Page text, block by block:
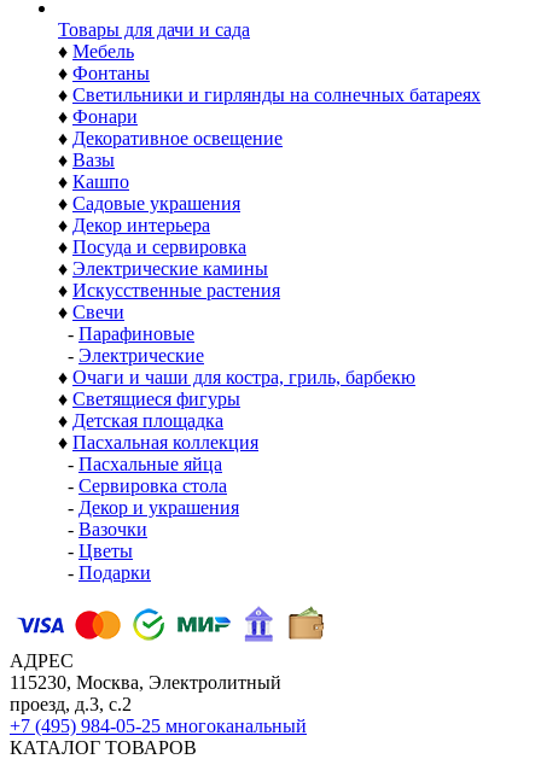
Товары для дачи и сада
♦ Мебель
♦ Фонтаны
♦ Светильники и гирлянды на солнечных батареях
♦ Фонари
♦ Декоративное освещение
♦ Вазы
♦ Кашпо
♦ Садовые украшения
♦ Декор интерьера
♦ Посуда и сервировка
♦ Электрические камины
♦ Искусственные растения
♦ Свечи
- Парафиновые
- Электрические
♦ Очаги и чаши для костра, гриль, барбекю
♦ Светящиеся фигуры
♦ Детская площадка
♦ Пасхальная коллекция
- Пасхальные яйца
- Сервировка стола
- Декор и украшения
- Вазочки
- Цветы
- Подарки
АДРЕС
115230, Москва, Электролитный
проезд, д.3, с.2
+7 (495) 984-05-25 многоканальный
КАТАЛОГ ТОВАРОВ